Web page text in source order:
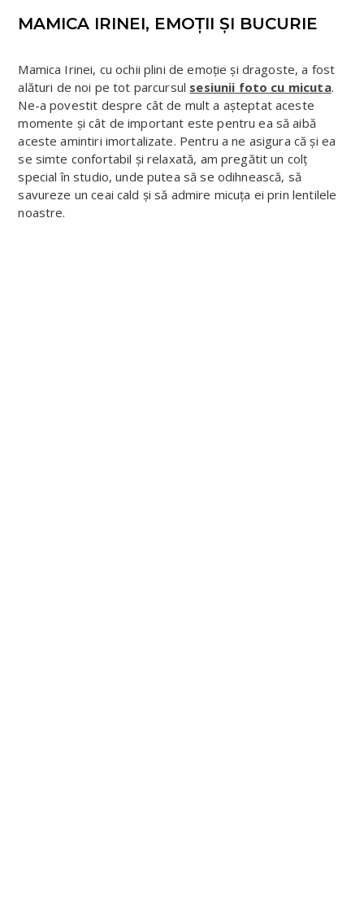
MAMICA IRINEI, EMOȚII ȘI BUCURIE
Mamica Irinei, cu ochii plini de emoție și dragoste, a fost
alături de noi pe tot parcursul sesiunii foto cu micuta.
Ne-a povestit despre cât de mult a așteptat aceste
momente și cât de important este pentru ea să aibă
aceste amintiri imortalizate. Pentru a ne asigura că și ea
se simte confortabil și relaxată, am pregătit un colț
special în studio, unde putea să se odihnească, să
savureze un ceai cald și să admire micuța ei prin lentilele
noastre.